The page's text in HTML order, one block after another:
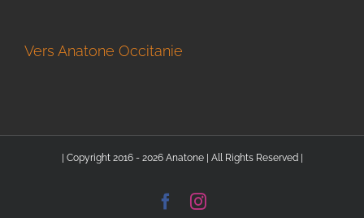
Vers Anatone Occitanie
| Copyright 2016 - 2026 Anatone | All Rights Reserved |
FacebookInstagram